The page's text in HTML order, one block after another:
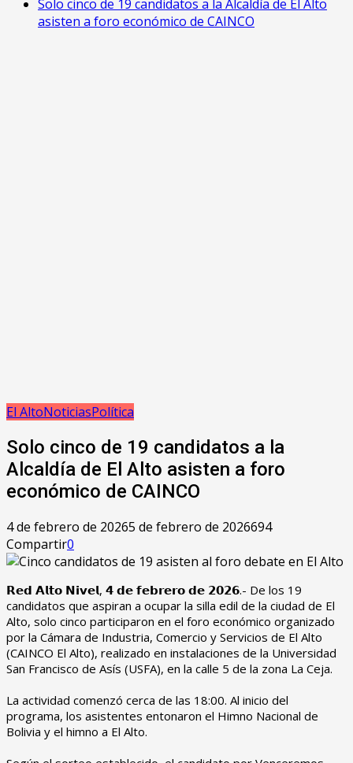
Solo cinco de 19 candidatos a la Alcaldía de El Alto
asisten a foro económico de CAINCO
El AltoNoticiasPolítica
Solo cinco de 19 candidatos a la
Alcaldía de El Alto asisten a foro
económico de CAINCO
4 de febrero de 20265 de febrero de 2026694
Compartir0
‎𝗥𝗲𝗱 𝗔𝗹𝘁𝗼 𝗡𝗶𝘃𝗲𝗹, 𝟰 𝗱𝗲 𝗳𝗲𝗯𝗿𝗲𝗿𝗼 𝗱𝗲 𝟮𝟬𝟮𝟲.- De los 19
candidatos que aspiran a ocupar la silla edil de la ciudad de El
Alto, solo cinco participaron en el foro económico organizado
por la Cámara de Industria, Comercio y Servicios de El Alto
(CAINCO El Alto), realizado en instalaciones de la Universidad
San Francisco de Asís (USFA), en la calle 5 de la zona La Ceja.
‎La actividad comenzó cerca de las 18:00. Al inicio del
programa, los asistentes entonaron el Himno Nacional de
Bolivia y el himno a El Alto.